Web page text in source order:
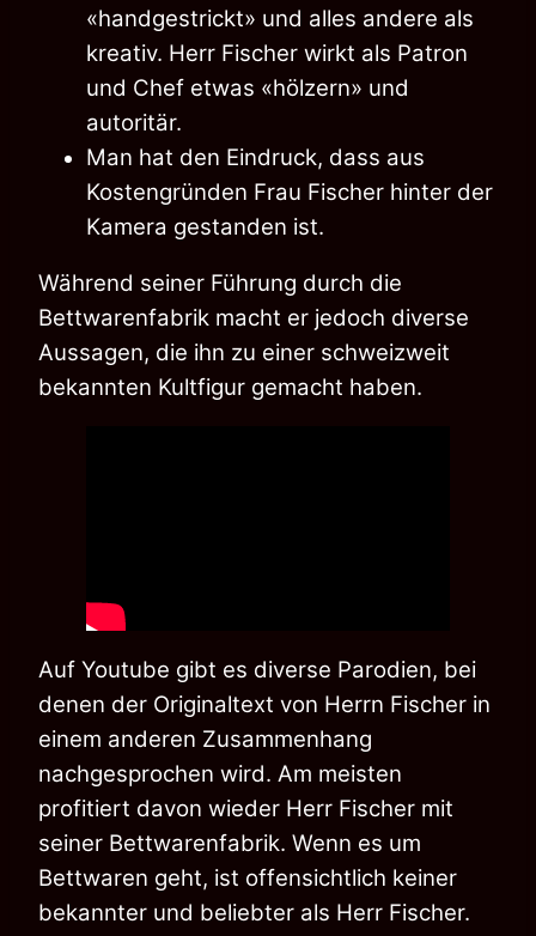
«handgestrickt» und alles andere als
kreativ. Herr Fischer wirkt als Patron
und Chef etwas «hölzern» und
autoritär.
Man hat den Eindruck, dass aus
Kostengründen Frau Fischer hinter der
Kamera gestanden ist.
Während seiner Führung durch die
Bettwarenfabrik macht er jedoch diverse
Aussagen, die ihn zu einer schweizweit
bekannten Kultfigur gemacht haben.
Auf Youtube gibt es diverse Parodien, bei
denen der Originaltext von Herrn Fischer in
einem anderen Zusammenhang
nachgesprochen wird. Am meisten
profitiert davon wieder Herr Fischer mit
seiner Bettwarenfabrik. Wenn es um
Bettwaren geht, ist offensichtlich keiner
bekannter und beliebter als Herr Fischer.